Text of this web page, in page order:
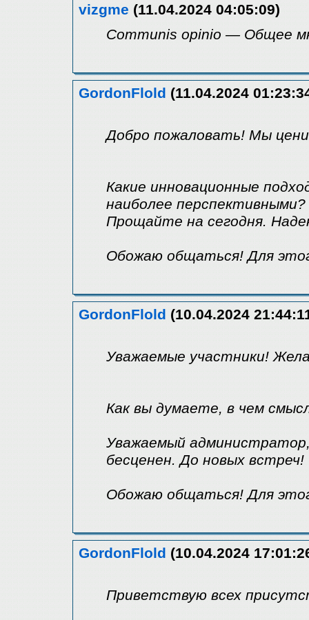
vizgme (11.04.2024 04:05:09)
Communis opinio — Общее
GordonFlold (11.04.2024
Добро пожаловать! Мы
Какие инновационные
наиболее перспективными?
Прощайте на сегодня.
Обожаю общаться! Для
GordonFlold (10.04.2024
Уважаемые участники!
Как вы думаете, в чем
Уважаемый
бесценен. До новых встреч!
Обожаю общаться! Для
GordonFlold (10.04.2024
Приветствую всех